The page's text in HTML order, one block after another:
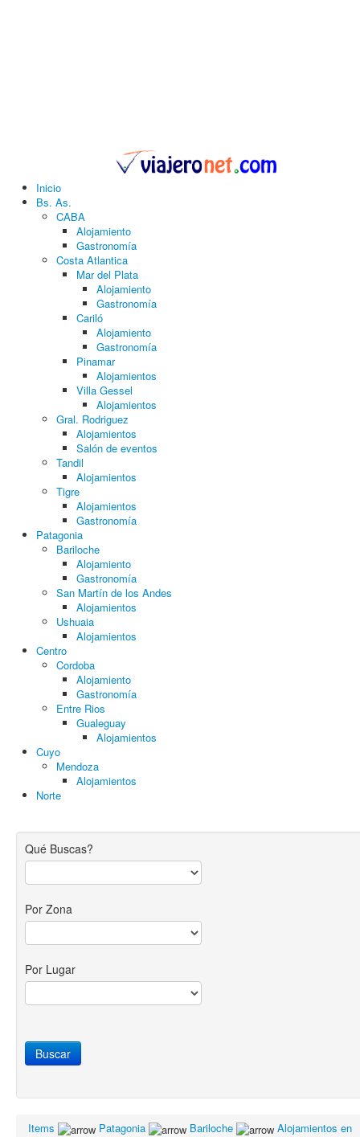
Inicio
Bs. As.
CABA
Alojamiento
Gastronomía
Costa Atlantica
Mar del Plata
Alojamiento
Gastronomía
Cariló
Alojamiento
Gastronomía
Pinamar
Alojamientos
Villa Gessel
Alojamientos
Gral. Rodriguez
Alojamientos
Salón de eventos
Tandil
Alojamientos
Tigre
Alojamientos
Gastronomía
Patagonia
Bariloche
Alojamiento
Gastronomía
San Martín de los Andes
Alojamientos
Ushuaia
Alojamientos
Centro
Cordoba
Alojamiento
Gastronomía
Entre Rios
Gualeguay
Alojamientos
Cuyo
Mendoza
Alojamientos
Norte
Qué Buscas?
Por Zona
Por Lugar
Items Patagonia Bariloche
Alojamientos en